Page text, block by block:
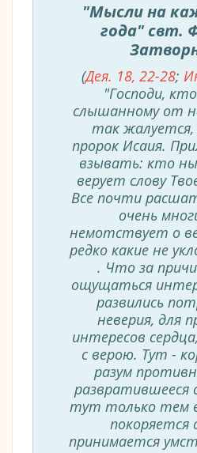
"Мысли на
года" свт.
(Дея. 18, 22-28;
"Господи,
слышанному от
так жалуется,
пророк Исаия.
взывать: кто
верует слову
Все почти
очень
немотствует о
редко какие не
. Что за
ощущаться
развились
неверия, для
интересов
с верою. Тут -
разум
развратившееся
тут только тем
покоряется
принимается